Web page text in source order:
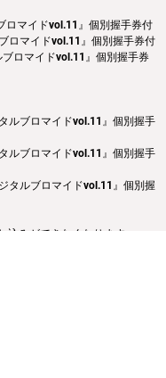
ロマイドvol.11』個別握手券付
ロマイドvol.11』個別握手券付
ブロマイドvol.11』個別握手券
ルブロマイドvol.11』個別握手
ルブロマイドvol.11』個別握手
タルブロマイドvol.11』個別握
込みができなくなります。